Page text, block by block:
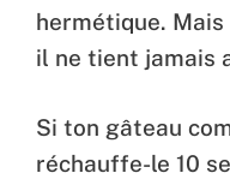
hermétique.
il ne tient jamais
Si ton gâteau
réchauffe-le 10